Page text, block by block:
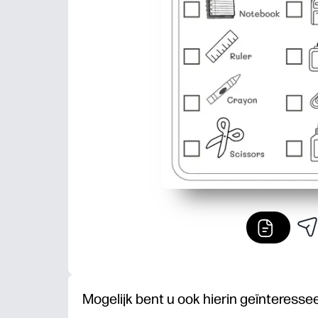
Mogelijk bent u ook hierin